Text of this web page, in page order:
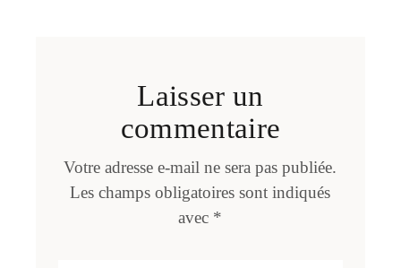
Laisser un
commentaire
Votre adresse e-mail ne sera pas publiée.
Les champs obligatoires sont indiqués
avec *